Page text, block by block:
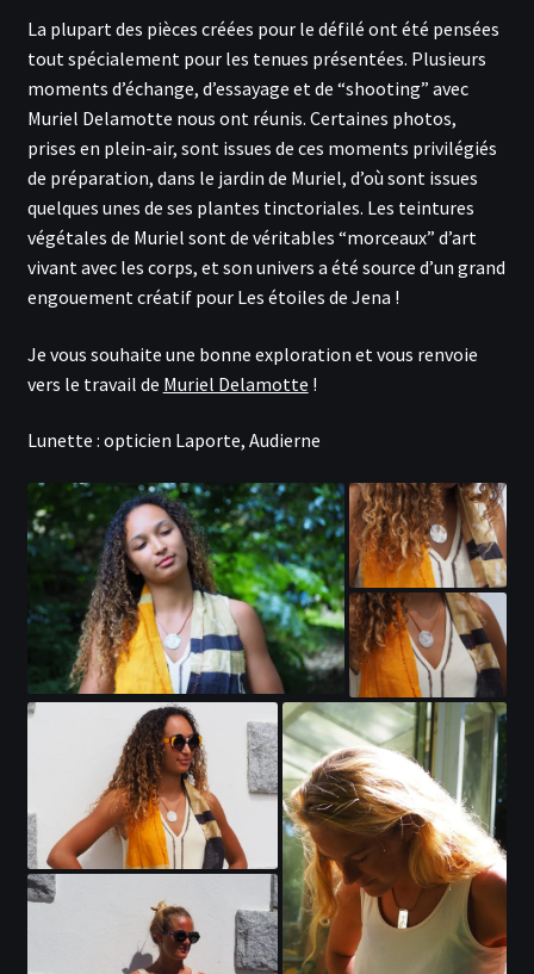
La plupart des pièces créées pour le défilé ont été pensées
tout spécialement pour les tenues présentées. Plusieurs
moments d’échange, d’essayage et de “shooting” avec
Muriel Delamotte nous ont réunis. Certaines photos,
prises en plein-air, sont issues de ces moments privilégiés
de préparation, dans le jardin de Muriel, d’où sont issues
quelques unes de ses plantes tinctoriales. Les teintures
végétales de Muriel sont de véritables “morceaux” d’art
vivant avec les corps, et son univers a été source d’un grand
engouement créatif pour Les étoiles de Jena !
Je vous souhaite une bonne exploration et vous renvoie
vers le travail de Muriel Delamotte !
Lunette : opticien Laporte, Audierne